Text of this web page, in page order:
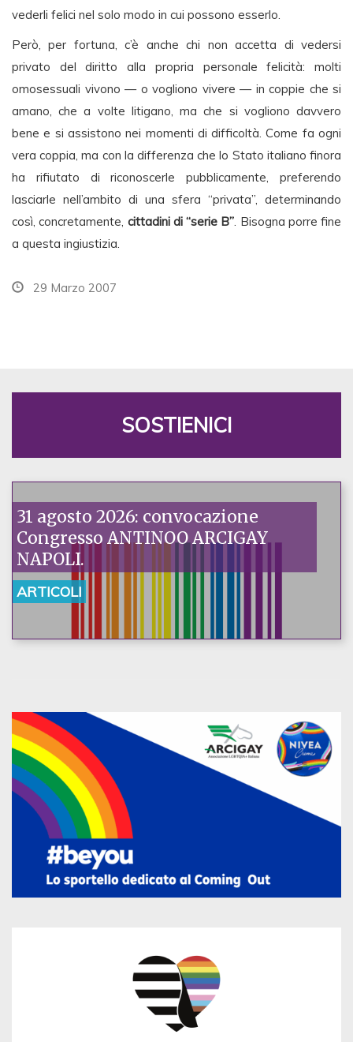
vederli felici nel solo modo in cui possono esserlo.
Però, per fortuna, c’è anche chi non accetta di vedersi
privato del diritto alla propria personale felicità: molti
omosessuali vivono — o vogliono vivere — in coppie che si
amano, che a volte litigano, ma che si vogliono davvero
bene e si assistono nei momenti di difficoltà. Come fa ogni
vera coppia, ma con la differenza che lo Stato italiano finora
ha rifiutato di riconoscerle pubblicamente, preferendo
lasciarle nell’ambito di una sfera “privata”, determinando
così, concretamente, cittadini di “serie B”. Bisogna porre fine
a questa ingiustizia.
29 Marzo 2007
SOSTIENICI
31 agosto 2026: convocazione
Congresso ANTINOO ARCIGAY
NAPOLI.
ARTICOLI